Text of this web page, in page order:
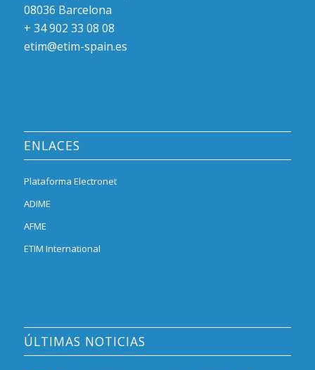
08036 Barcelona
+ 34 902 33 08 08
etim@etim-spain.es
ENLACES
Plataforma Electronet
ADIME
AFME
ETIM International
ÚLTIMAS NOTICIAS